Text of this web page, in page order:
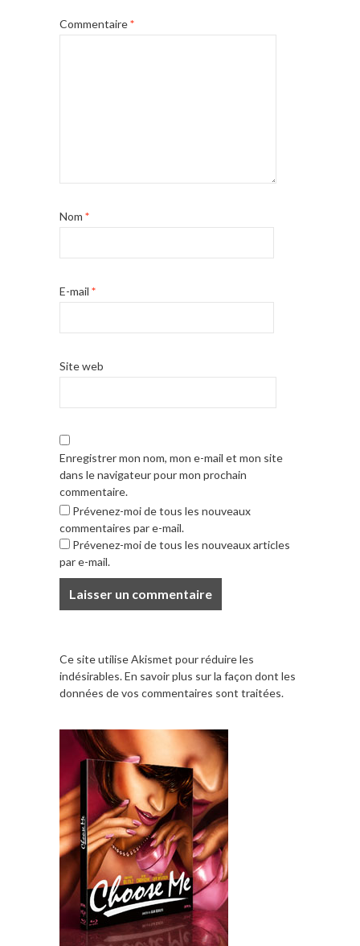
Commentaire*
Nom *
E-mail *
Site web
Enregistrer mon nom, mon e-mail et mon site
dans le navigateur pour mon prochain
commentaire.
Prévenez-moi de tous les nouveaux
commentaires par e-mail.
Prévenez-moi de tous les nouveaux articles
par e-mail.
Ce site utilise Akismet pour réduire les
indésirables.En savoir plus sur la façon dont les
données de vos commentaires sont traitées.